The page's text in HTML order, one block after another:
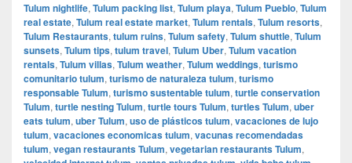
Tulum nightlife, Tulum packing list, Tulum playa, Tulum Pueblo, Tulum
real estate, Tulum real estate market, Tulum rentals, Tulum resorts,
Tulum Restaurants, tulum ruins, Tulum safety, Tulum shuttle, Tulum
sunsets, Tulum tips, tulum travel, Tulum Uber, Tulum vacation
rentals, Tulum villas, Tulum weather, Tulum weddings, turismo
comunitario tulum, turismo de naturaleza tulum, turismo
responsable Tulum, turismo sustentable tulum, turtle conservation
Tulum, turtle nesting Tulum, turtle tours Tulum, turtles Tulum, uber
eats tulum, uber Tulum, uso de plásticos tulum, vacaciones de lujo
tulum, vacaciones economicas tulum, vacunas recomendadas
tulum, vegan restaurants Tulum, vegetarian restaurants Tulum,